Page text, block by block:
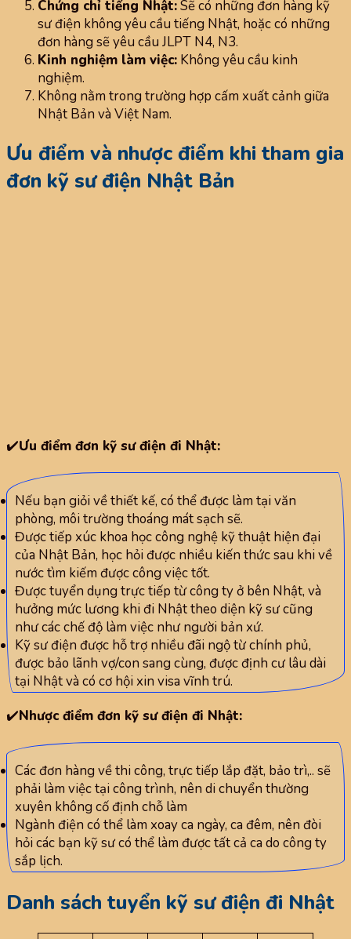
Chứng chỉ tiếng Nhật:Sẽ có những đơn hàng kỹ
sư điện không yêu cầu tiếng Nhật, hoặc có những
đơn hàng sẽ yêu cầu JLPT N4, N3.
Kinh nghiệm làm việc: Không yêu cầu kinh
nghiệm.
Không nằm trong trường hợp cấm xuất cảnh giữa
Nhật Bản và Việt Nam.
Ưu điểm và nhược điểm khi tham gia
đơn kỹ sư điện Nhật Bản
✔️Ưu điểm đơn kỹ sư điện đi Nhật:
Nếu bạn giỏi về thiết kế, có thể được làm tại văn
phòng, môi trường thoáng mát sạch sẽ.
Được tiếp xúc khoa học công nghệ kỹ thuật hiện đại
của Nhật Bản, học hỏi được nhiều kiến thức sau khi về
nước tìm kiếm được công việc tốt.
Được tuyển dụng trực tiếp từ công ty ở bên Nhật, và
hưởng mức lương khi đi Nhật theo diện kỹ sư cũng
như các chế độ làm việc như người bản xứ.
Kỹ sư điện được hỗ trợ nhiều đãi ngộ từ chính phủ,
được bảo lãnh vợ/con sang cùng, được định cư lâu dài
tại Nhật và có cơ hội xin visa vĩnh trú.
✔️Nhược điểm đơn kỹ sư điện đi Nhật:
Các đơn hàng về thi công, trực tiếp lắp đặt, bảo trì,.. sẽ
phải làm việc tại công trình, nên di chuyển thường
xuyên không cố định chỗ làm
Ngành điện có thể làm xoay ca ngày, ca đêm, nên đòi
hỏi các bạn kỹ sư có thể làm được tất cả ca do công ty
sắp lịch.
Danh sách tuyển kỹ sư điện đi Nhật